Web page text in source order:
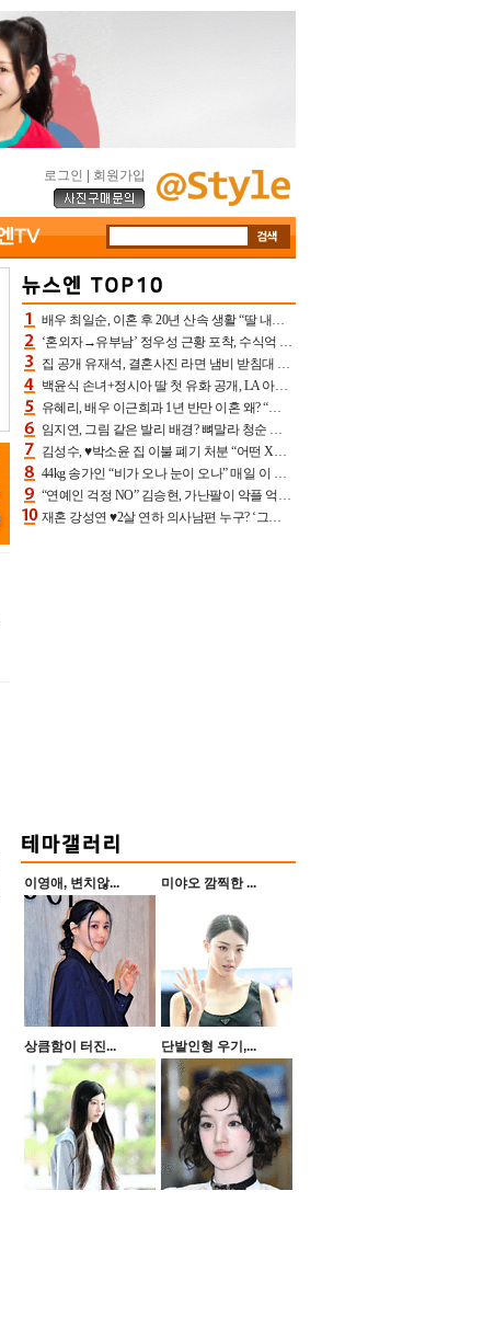
로그인 회원가입
배우 최일순, 이혼 후 20년 산속 생활 “딸 내가 버렸다고 원망‥맘 아파”(특종)[어제TV]
‘혼외자→유부남’ 정우성 근황 포착, 수식억 해킹 피해 후배 만났다 “존경하는”
집 공개 유재석, 결혼사진 라면 냄비 받침대 되고 분노‥가족사진도 피해(놀뭐)[어제TV]
백윤식 손녀+정시아 딸 첫 유화 공개, LA 아트쇼→서울국제조각페스타 작가다운 수준급 실력
유혜리, 배우 이근희과 1년 반만 이혼 왜? “식칼 꽂고 의자 던져” 충격 폭로(특종)[어제TV]
임지연, 그림 같은 발리 배경? 뼈말라 청순 비키니 핏에 상대 안 되네
김성수, ♥박소윤 집 이불 폐기 처분 “어떤 X이랑 썼을지 몰라” 질투(신랑수업2)[어제TV]
44kg 송가인 “비가 오나 눈이 오나” 매일 이 운동, 허벅지 근육량 상승+체지방 감소
“연예인 걱정 NO” 김승현, 가난팔이 악플 억울할만‥아내+딸과 日 여행
재혼 강성연 ♥2살 연하 의사남편 누구? ‘그알’ 자문의에 훈남 비주얼 초엘리트 스펙 [종합]
이영애, 변치않... 미야오 깜찍한 ...
상큼함이 터진... 단발인형 우기,...